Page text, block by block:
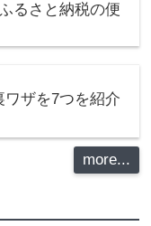
るさと納税の便
ザを7つを紹介
more...